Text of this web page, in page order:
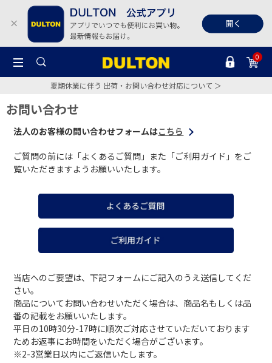
0
夏期休業に伴う 出荷・お問い合わせ対応について ＞
お問い合わせ
法人のお客様の問い合わせフォームはこちら
ご質問の前には「よくあるご質問」また「ご利用ガイド」をご
覧いただきますようお願いいたします。
当店へのご要望は、下記フォームにご記入のうえ送信してくだ
さい。
商品についてお問い合わせいただく場合は、商品名もしくは品
番の記載をお願いいたします。
平日の10時30分-17時に順次ご対応させていただいております
ためお返事にお時間をいただく場合がございます。
※2-3営業日以内にご返信いたします。